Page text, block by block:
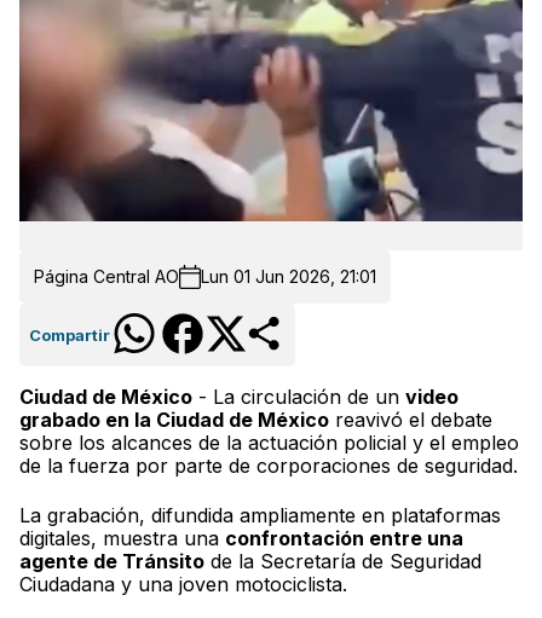
Página Central AO Lun 01 Jun 2026, 21:01
Compartir
Ciudad de México - La circulación de un video
grabado en la Ciudad de México reavivó el debate
sobre los alcances de la actuación policial y el empleo
de la fuerza por parte de corporaciones de seguridad.
La grabación, difundida ampliamente en plataformas
digitales, muestra una confrontación entre una
agente de Tránsito de la Secretaría de Seguridad
Ciudadana y una joven motociclista.